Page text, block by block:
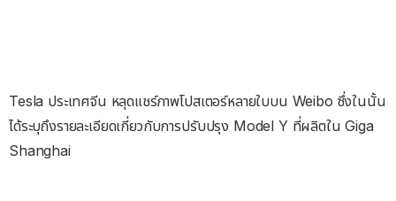
Tesla ประเทศจีน หลุดแชร์ภาพโปสเตอร์หลายใบบน Weibo ซึ่งในนั้น
ได้ระบุถึงรายละเอียดเกี่ยวกับการปรับปรุง Model Y ที่ผลิตใน Giga
Shanghai